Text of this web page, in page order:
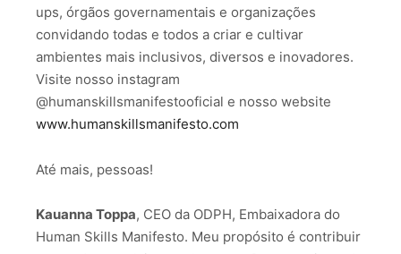
ups, órgãos governamentais e organizações
convidando todas e todos a criar e cultivar
ambientes mais inclusivos, diversos e inovadores.
Visite nosso instagram
@humanskillsmanifestooficial e nosso website
www.humanskillsmanifesto.com
Até mais, pessoas!
Kauanna Toppa, CEO da ODPH, Embaixadora do
Human Skills Manifesto. Meu propósito é contribuir